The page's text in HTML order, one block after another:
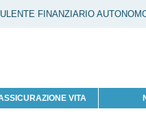
FINANZIARIO
VITA